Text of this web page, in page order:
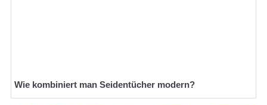
Wie kombiniert man Seidentücher modern?